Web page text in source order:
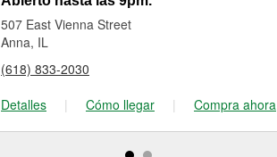
507 East Vienna Street
Anna, IL
(618) 833-2030
Detalles
| Cómo llegar | Compra ahora